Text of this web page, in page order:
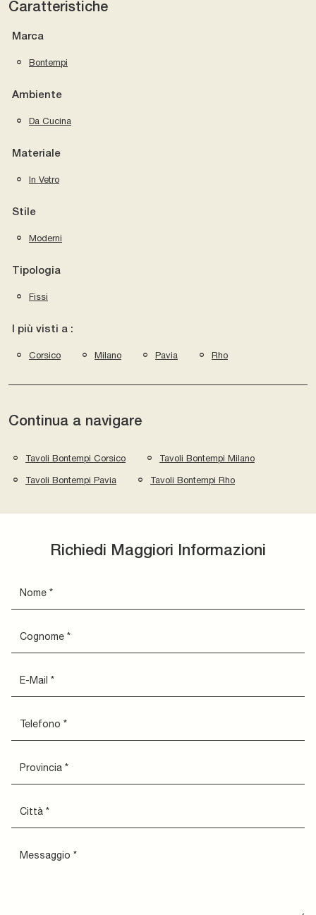
Caratteristiche
Marca
Bontempi
Ambiente
Da Cucina
Materiale
In Vetro
Stile
Moderni
Tipologia
Fissi
I più visti a :
Corsico Milano Pavia Rho
Continua a navigare
Tavoli Bontempi Corsico Tavoli Bontempi Milano
Tavoli Bontempi Pavia Tavoli Bontempi Rho
Richiedi Maggiori Informazioni